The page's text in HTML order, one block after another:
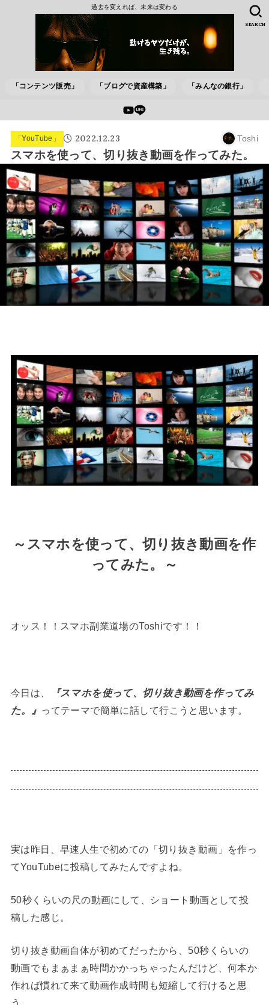
過去を変えれば、未来は変わる
「コンテンツ販売」 「ブログで資産構築」 「みんなの銀行」
SEARCH
「YouTube」 2022.12.23 Toshi
スマホを使って、切り抜き動画を作ってみた。
～スマホを使って、切り抜き動画を作
ってみた。～
オッス！！スマホ副業道場のToshiです！！
今日は、
『スマホを使って、切り抜き動画を作ってみ
た。』 ってテーマで簡単に話して行こうと思います。
実は昨日、早速人生で初めての「切り抜き動画」を作っ
てYouTubeに投稿してみたんですよね。
50秒くらいの尺の動画にして、ショート動画として投
稿した感じ。
切り抜き動画自体が初めてだったから、50秒くらいの
動画でもまぁまぁ時間かかっちゃったんだけど、何本か
作れば慣れて来て動画作成時間も短縮して行けると思
う。